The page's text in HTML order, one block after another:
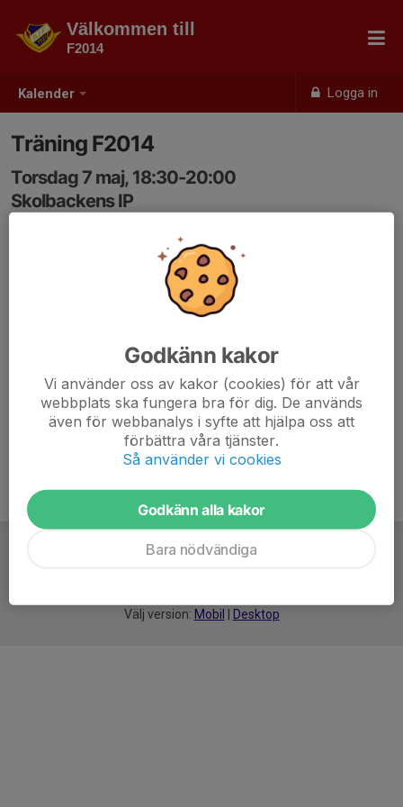
Kalender Logga in
Välkommen till
F2014
Träning F2014
Torsdag 7 maj, 18:30-20:00
Skolbackens IP
Samling: 18:30, Där ni ser ledarna!
Välj version: Mobil Desktop
Godkänn kakor
Vi använder oss av kakor (cookies) för att vår
webbplats ska fungera bra för dig. De används
även för webbanalys i syfte att hjälpa oss att
förbättra våra tjänster.
Så använder vi cookies
Godkänn alla kakor
Bara nödvändiga